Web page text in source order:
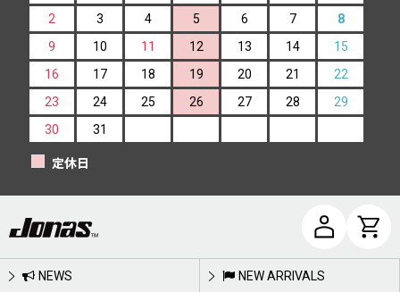
2
3 4 5 6 7
8
9
10 11 12 13 14
15
16
17 18 19 20 21
22
23
24 25 26 27 28
29
30
31
定休日
NEWS NEW ARRIVALS